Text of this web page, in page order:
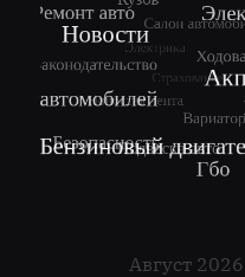
Август 2026